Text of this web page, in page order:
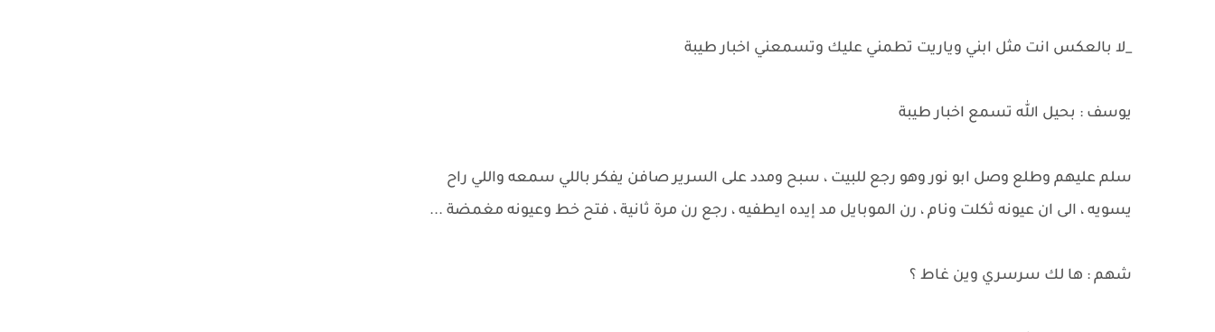
_لا بالعكس انت مثل ابني وياريت تطمني عليك وتسمعني اخبار طيبة
يوسف : بحيل الله تسمع اخبار طيبة
سلم عليهم وطلع وصل ابو نور وهو رجع للبيت ، سبح ومدد على السرير صافن يفكر باللي سمعه واللي راح
يسويه ، الى ان عيونه ثكلت ونام ، رن الموبايل مد إيده ايطفيه ، رجع رن مرة ثانية ، فتح خط وعيونه مغمضة ...
شهم : ها لك سرسري وين غاط ؟